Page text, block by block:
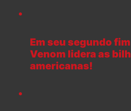
Em seu segundo
Venom lidera as
americanas!